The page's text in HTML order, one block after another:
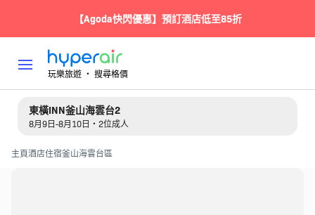
【Agoda快閃優惠】預訂酒店低至85折
玩樂旅遊 ‧ 搜尋格價
東橫INN釜山海雲台2
8月9日-8月10日・2位成人
主頁酒店住宿釜山海雲台區